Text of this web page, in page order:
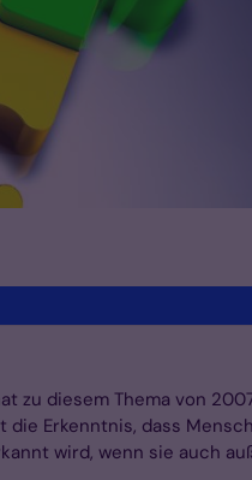
zu diesem Thema von
Erkenntnis, dass
wird, wenn sie auch